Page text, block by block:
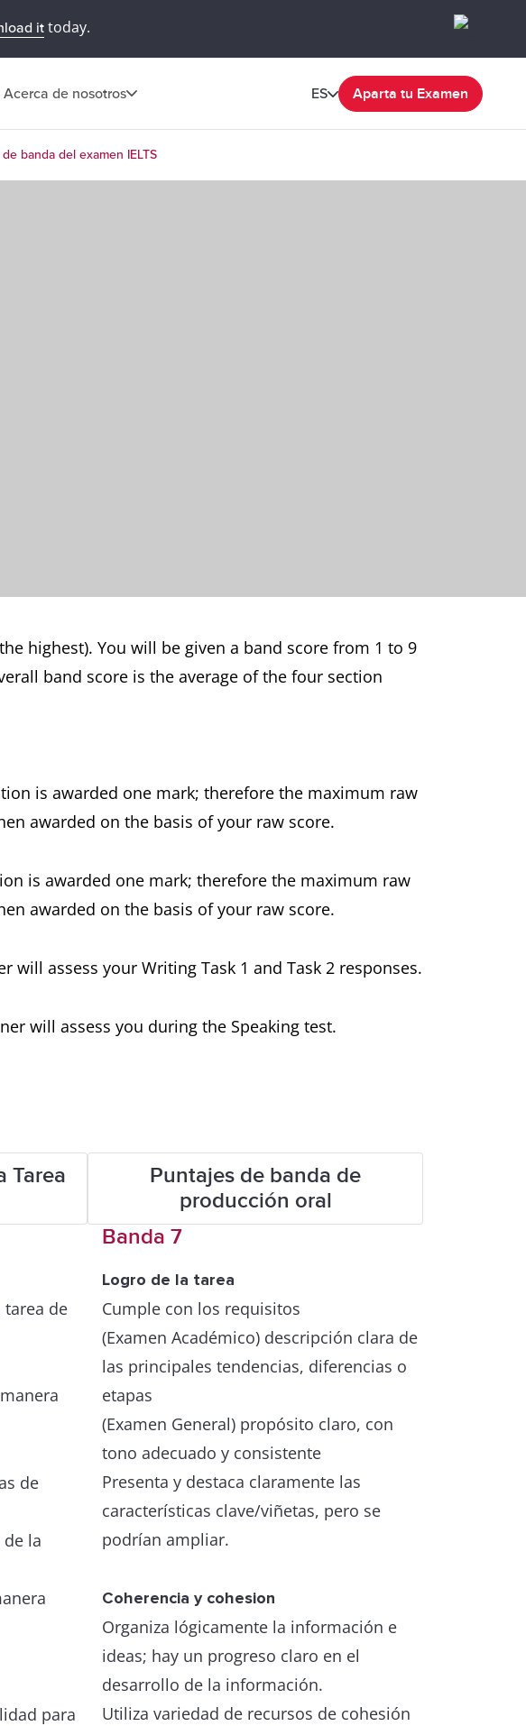
ittoday.
Acerca de nosotros ES Aparta tu Examen
banda del examen IELTS
highest). You will be given a band score from 1 to 9
band score is the average of the four section
is awarded one mark; therefore the maximum raw
awarded on the basis of your raw score.
is awarded one mark; therefore the maximum raw
awarded on the basis of your raw score.
will assess your Writing Task 1 and Task 2 responses.
will assess you during the Speaking test.
Tarea
Puntajes de banda de
producción oral
de
de
la
para
Banda 7
Logro de la tarea
Cumple con los requisitos
(Examen Académico) descripción clara de
las principales tendencias, diferencias o
etapas
(Examen General) propósito claro, con
tono adecuado y consistente
Presenta y destaca claramente las
características clave/viñetas, pero se
podrían ampliar.
Coherencia y cohesion
Organiza lógicamente la información e
ideas; hay un progreso claro en el
desarrollo de la información.
Utiliza variedad de recursos de cohesión